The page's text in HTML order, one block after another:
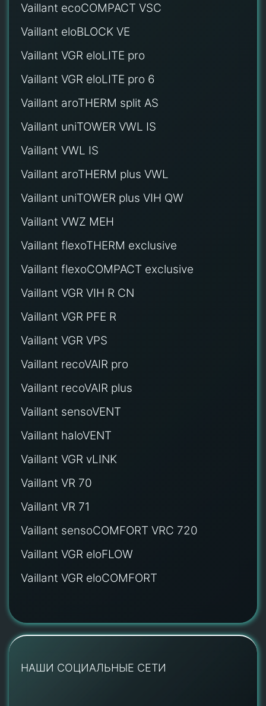
Vaillant ecoCOMPACT VSC
Vaillant eloBLOCK VE
Vaillant VGR eloLITE pro
Vaillant VGR eloLITE pro 6
Vaillant aroTHERM split AS
Vaillant uniTOWER VWL IS
Vaillant VWL IS
Vaillant aroTHERM plus VWL
Vaillant uniTOWER plus VIH QW
Vaillant VWZ MEH
Vaillant flexoTHERM exclusive
Vaillant flexoCOMPACT exclusive
Vaillant VGR VIH R CN
Vaillant VGR PFE R
Vaillant VGR VPS
Vaillant recoVAIR pro
Vaillant recoVAIR plus
Vaillant sensoVENT
Vaillant haloVENT
Vaillant VGR vLINK
Vaillant VR 70
Vaillant VR 71
Vaillant sensoCOMFORT VRC 720
Vaillant VGR eloFLOW
Vaillant VGR eloCOMFORT
НАШИ СОЦИАЛЬНЫЕ СЕТИ